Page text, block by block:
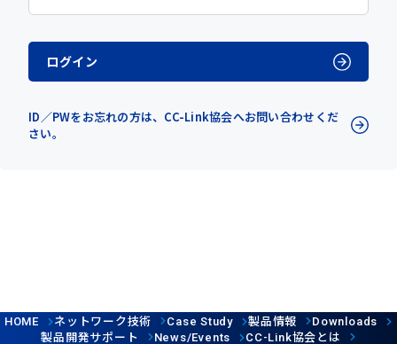
ログイン
ID／PWをお忘れの方は、CC-Link協会へお問い合わせくだ
さい。
HOME ネットワーク技術 Case Study 製品情報 Downloads
製品開発サポート News/Events CC-Link協会とは